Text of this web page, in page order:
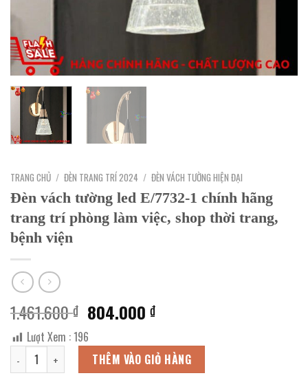
TRANG CHỦ / ĐÈN TRANG TRÍ 2024 / ĐÈN VÁCH TƯỜNG HIỆN ĐẠI
Đèn vách tường led E/7732-1 chính hãng
trang trí phòng làm việc, shop thời trang,
bệnh viện
1.461.600₫ Giá
gốc
là:
1.461.600 ₫.
804.000₫Giá
tại
là:
804.000 ₫.
Lượt Xem :196
Đèn vách tường led E/7732-1 chính hãng trang trí phòng làm việc,
THÊM VÀO GIỎ HÀNG